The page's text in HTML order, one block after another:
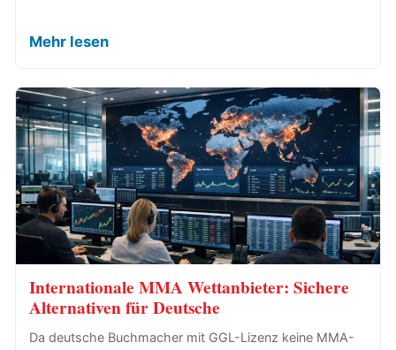
Mehr lesen
Internationale MMA Wettanbieter: Sichere
Alternativen für Deutsche
Da deutsche Buchmacher mit GGL-Lizenz keine MMA-